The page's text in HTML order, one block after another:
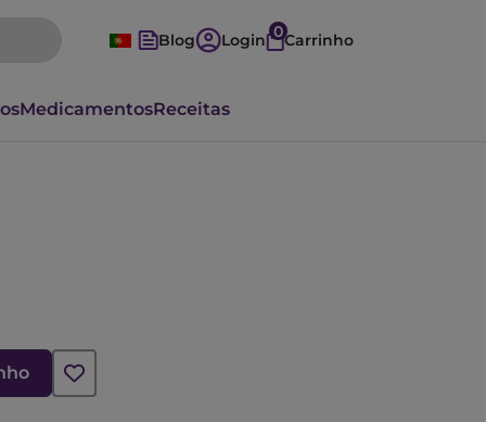
Blog Login 0Carrinho
MedicamentosReceitas